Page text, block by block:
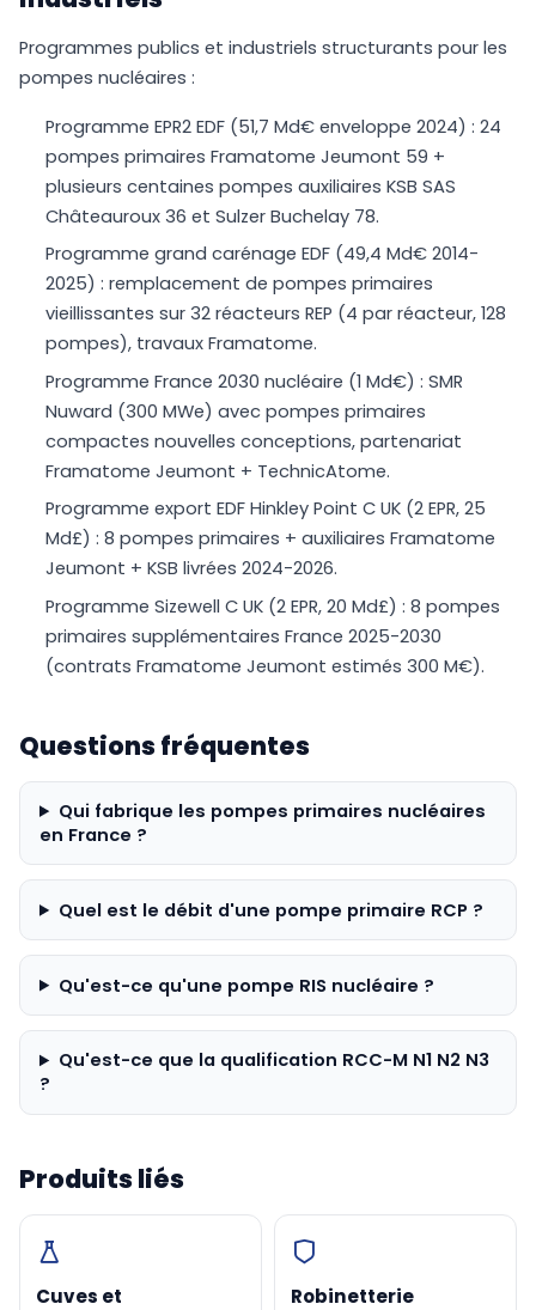
Programmes publics et industriels structurants pour les
pompes nucléaires :
Programme EPR2 EDF (51,7 Md€ enveloppe 2024) : 24
pompes primaires Framatome Jeumont 59 +
plusieurs centaines pompes auxiliaires KSB SAS
Châteauroux 36 et Sulzer Buchelay 78.
Programme grand carénage EDF (49,4 Md€ 2014-
2025) : remplacement de pompes primaires
vieillissantes sur 32 réacteurs REP (4 par réacteur, 128
pompes), travaux Framatome.
Programme France 2030 nucléaire (1 Md€) : SMR
Nuward (300 MWe) avec pompes primaires
compactes nouvelles conceptions, partenariat
Framatome Jeumont + TechnicAtome.
Programme export EDF Hinkley Point C UK (2 EPR, 25
Md£) : 8 pompes primaires + auxiliaires Framatome
Jeumont + KSB livrées 2024-2026.
Programme Sizewell C UK (2 EPR, 20 Md£) : 8 pompes
primaires supplémentaires France 2025-2030
(contrats Framatome Jeumont estimés 300 M€).
Questions fréquentes
Qui fabrique les pompes primaires nucléaires
en France ?
Quel est le débit d'une pompe primaire RCP ?
Qu'est-ce qu'une pompe RIS nucléaire ?
Qu'est-ce que la qualification RCC-M N1 N2 N3
?
Produits liés
Cuves et
Robinetterie